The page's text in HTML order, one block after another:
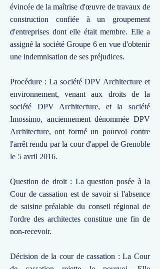
évincée de la maîtrise d'œuvre de travaux de
construction confiée à un groupement
d'entreprises dont elle était membre. Elle a
assigné la société Groupe 6 en vue d'obtenir
une indemnisation de ses préjudices.
Procédure : La société DPV Architecture et
environnement, venant aux droits de la
société DPV Architecture, et la société
Imossimo, anciennement dénommée DPV
Architecture, ont formé un pourvoi contre
l'arrêt rendu par la cour d'appel de Grenoble
le 5 avril 2016.
Question de droit : La question posée à la
Cour de cassation est de savoir si l'absence
de saisine préalable du conseil régional de
l'ordre des architectes constitue une fin de
non-recevoir.
Décision de la cour de cassation : La Cour